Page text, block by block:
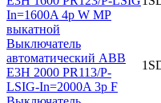
In=1600A 4p W MP
выкатной
Выключатель
автоматический ABB
E3H 2000 PR113/P-
LSIG-In=2000A 3p F